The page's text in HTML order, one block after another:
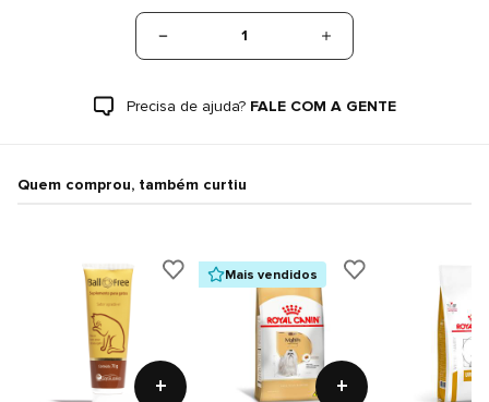
1
Precisa de ajuda? FALE COM A GENTE
Quem comprou, também curtiu
+
Mais vendidos
+